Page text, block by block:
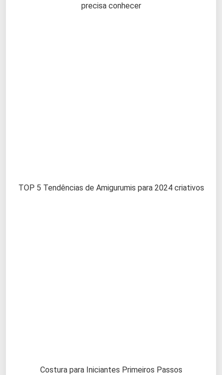
precisa conhecer
TOP 5 Tendências de Amigurumis para 2024 criativos
Costura para Iniciantes Primeiros Passos